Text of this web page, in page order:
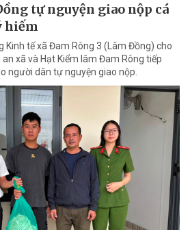
tự nguyện giao nộp cá
hiếm
Kinh tế xã Đam Rông 3 (Lâm Đồng) cho
xã và Hạt Kiểm lâm Đam Rông tiếp
người dân tự nguyện giao nộp.